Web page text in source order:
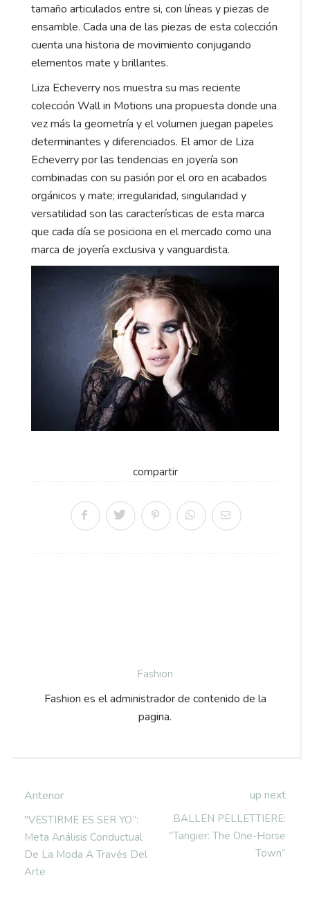
tamaño articulados entre si, con líneas y piezas de
ensamble. Cada una de las piezas de esta colección
cuenta una historia de movimiento conjugando
elementos mate y brillantes.
Liza Echeverry nos muestra su mas reciente
colección Wall in Motions una propuesta donde una
vez más la geometría y el volumen juegan papeles
determinantes y diferenciados. El amor de Liza
Echeverry por las tendencias en joyería son
combinadas con su pasión por el oro en acabados
orgánicos y mate; irregularidad, singularidad y
versatilidad son las características de esta marca
que cada día se posiciona en el mercado como una
marca de joyería exclusiva y vanguardista.
compartir
Fashion
Fashion es el administrador de contenido de la
pagina.
Anterior
"VESTIRME ES SER YO”:
Meta Análisis Conductual
De La Moda A Través Del
Arte
up next
BALLEN PELLETTIERE:
"Tangier: The One-Horse
Town”